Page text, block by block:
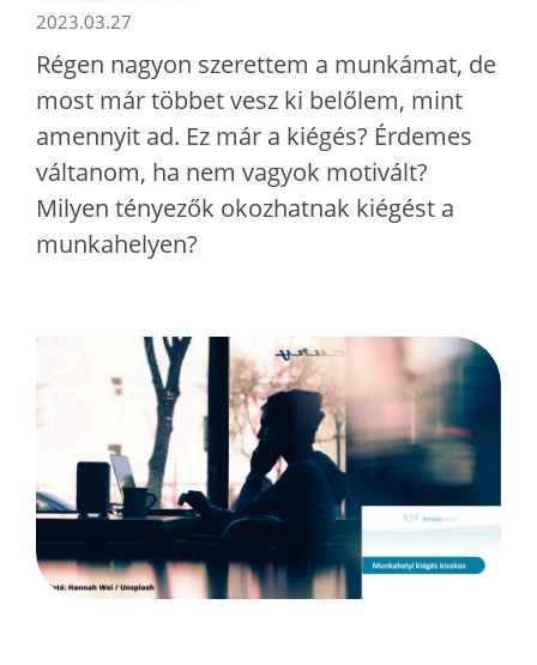
2023.03.27
Régen nagyon szerettem a munkámat, de
most már többet vesz ki belőlem, mint
amennyit ad. Ez már a kiégés? Érdemes
váltanom, ha nem vagyok motivált?
Milyen tényezők okozhatnak kiégést a
munkahelyen?